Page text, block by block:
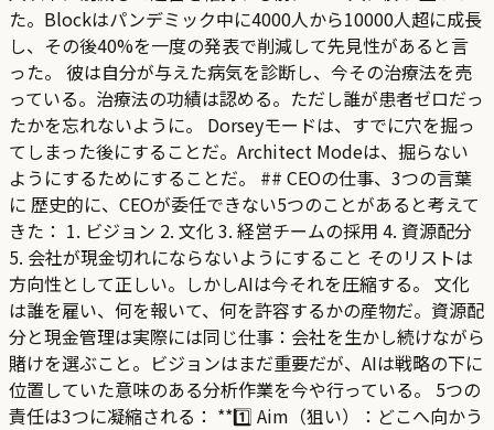
た。Blockはパンデミック中に4000人から10000人超に成長
し、その後40%を一度の発表で削減して先見性があると言
った。 彼は自分が与えた病気を診断し、今その治療法を売
っている。治療法の功績は認める。ただし誰が患者ゼロだっ
たかを忘れないように。 Dorseyモードは、すでに穴を掘っ
てしまった後にすることだ。Architect Modeは、掘らない
ようにするためにすることだ。 ## CEOの仕事、3つの言葉
に 歴史的に、CEOが委任できない5つのことがあると考えて
きた： 1. ビジョン 2. 文化 3. 経営チームの採用 4. 資源配分
5. 会社が現金切れにならないようにすること そのリストは
方向性として正しい。しかしAIは今それを圧縮する。 文化
は誰を雇い、何を報いて、何を許容するかの産物だ。資源配
分と現金管理は実際には同じ仕事：会社を生かし続けながら
賭けを選ぶこと。ビジョンはまだ重要だが、AIは戦略の下に
位置していた意味のある分析作業を今や行っている。 5つの
責任は3つに凝縮される： **1️⃣ Aim（狙い）：どこへ向かう